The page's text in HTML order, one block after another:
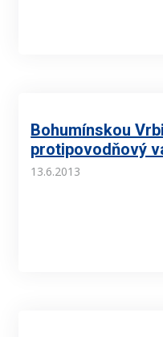
Bohumínskou
protipovodňový
13.6.2013